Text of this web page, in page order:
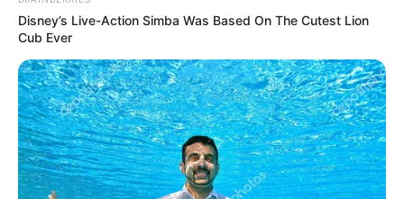
กินเจ คฑา ชินบัญชร วัดมังกรบุปผาราม เทศกาลถือศีลกินเจ
Disney’s Live-Action Simba Was Based On The Cutest Lion
Cub Ever